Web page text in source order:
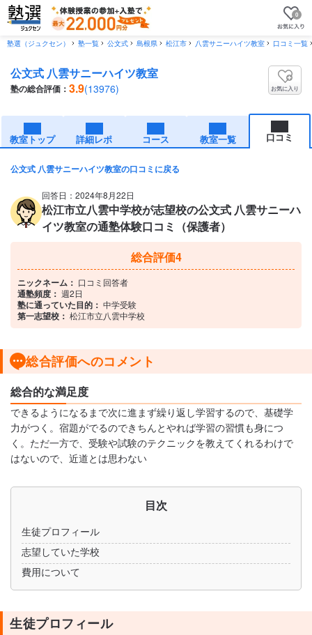
0
塾選（ジュクセン） 塾一覧 公文式 島根県 松江市 八雲サニーハイツ教室 口コミ一覧
公文式 八雲サニーハイツ教室
塾の総合評価： 3.9(13976) お気に入り
教室トップ 詳細レポ コース 教室一覧 口コミ
公文式 八雲サニーハイツ教室の口コミに戻る
回答日：2024年8月22日
松江市立八雲中学校が志望校の公文式 八雲サニーハ
イツ教室の通塾体験口コミ（保護者）
総合評価4
ニックネーム： 口コミ回答者
通塾頻度： 週2日
塾に通っていた目的： 中学受験
第一志望校： 松江市立八雲中学校
総合評価へのコメント
総合的な満足度
できるようになるまで次に進まず繰り返し学習するので、基礎学
力がつく。宿題がでるのできちんとやれば学習の習慣も身につ
く。ただ一方で、受験や試験のテクニックを教えてくれるわけで
はないので、近道とは思わない
目次
生徒プロフィール
志望していた学校
費用について
生徒プロフィール